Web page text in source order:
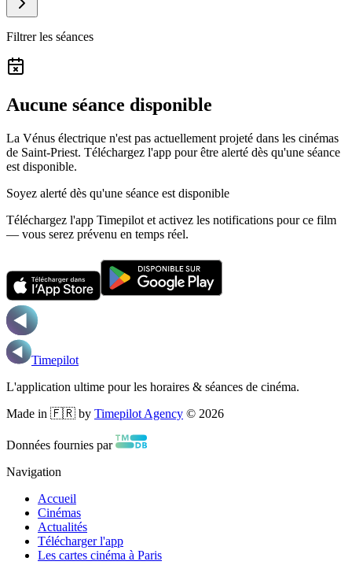
Filtrer les séances
Aucune séance disponible
La Vénus électrique n'est pas actuellement projeté dans les cinémas
de Saint-Priest. Téléchargez l'app pour être alerté dès qu'une séance
est disponible.
Soyez alerté dès qu'une séance est disponible
Téléchargez l'app Timepilot et activez les notifications pour ce film
— vous serez prévenu en temps réel.
Timepilot
L'application ultime pour les horaires & séances de cinéma.
Made in 🇫🇷 by Timepilot Agency © 2026
Données fournies par
Navigation
Accueil
Cinémas
Actualités
Télécharger l'app
Les cartes cinéma à Paris